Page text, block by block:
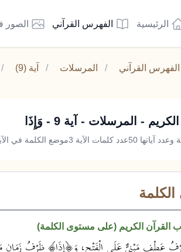
الرئيسية الفهرس القرآني الصور
الفهرس القرآني / المرسلات / آية (9) /
- المرسلات - آية 9 - وَإِذَا
آياتها 50 عدد كلمات الآية 3 موضع الكلمة في
القرآن الكريم (على مستوى الكلمة)
عَطْفٍ مَبْنِيٌّ عَلَى الْفَتْحِ، وَ﴿إِذَا﴾ ظَرْفُ